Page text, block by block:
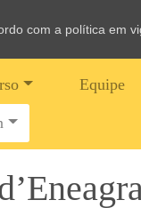
Equipe
com a política em